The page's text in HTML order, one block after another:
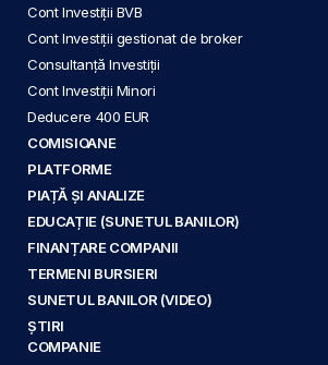
Cont Investiții BVB
Cont Investiții gestionat de broker
Consultanță Investiții
Cont Investiții Minori
Deducere 400 EUR
COMISIOANE
PLATFORME
PIAȚĂ ȘI ANALIZE
EDUCAȚIE (SUNETUL BANILOR)
FINANȚARE COMPANII
TERMENI BURSIERI
SUNETUL BANILOR (VIDEO)
ȘTIRI
COMPANIE